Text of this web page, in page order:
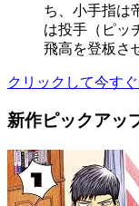
ち、小手指は
は投手（ピッ
飛高を登板さ
クリックして今す
新作ピックアッ